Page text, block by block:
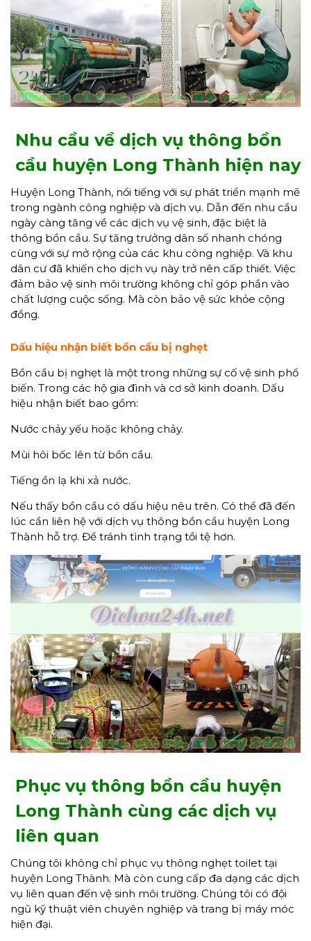
Nhu cầu về dịch vụ thông bồn
cầu huyện Long Thành hiện nay
Huyện Long Thành, nổi tiếng với sự phát triển mạnh mẽ
trong ngành công nghiệp và dịch vụ. Dẫn đến nhu cầu
ngày càng tăng về các dịch vụ vệ sinh, đặc biệt là
thông bồn cầu. Sự tăng trưởng dân số nhanh chóng
cùng với sự mở rộng của các khu công nghiệp. Và khu
dân cư đã khiến cho dịch vụ này trở nên cấp thiết. Việc
đảm bảo vệ sinh môi trường không chỉ góp phần vào
chất lượng cuộc sống. Mà còn bảo vệ sức khỏe cộng
đồng.
Dấu hiệu nhận biết bồn cầu bị nghẹt
Bồn cầu bị nghẹt là một trong những sự cố vệ sinh phổ
biến. Trong các hộ gia đình và cơ sở kinh doanh. Dấu
hiệu nhận biết bao gồm:
Nước chảy yếu hoặc không chảy.
Mùi hôi bốc lên từ bồn cầu.
Tiếng ồn lạ khi xả nước.
Nếu thấy bồn cầu có dấu hiệu nêu trên. Có thể đã đến
lúc cần liên hệ với dịch vụ thông bồn cầu huyện Long
Thành hỗ trợ. Để tránh tình trạng tồi tệ hơn.
Phục vụ thông bồn cầu huyện
Long Thành cùng các dịch vụ
liên quan
Chúng tôi không chỉ phục vụ thông nghẹt toilet tại
huyện Long Thành. Mà còn cung cấp đa dạng các dịch
vụ liên quan đến vệ sinh môi trường. Chúng tôi có đội
ngũ kỹ thuật viên chuyên nghiệp và trang bị máy móc
hiện đại.